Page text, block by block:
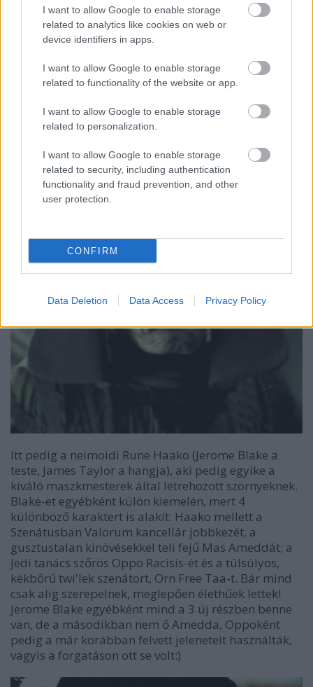
I want to allow Google to enable storage
related to analytics like cookies on web or
device identifiers in apps.
I want to allow Google to enable storage
related to functionality of the website or app.
I want to allow Google to enable storage
related to personalization.
I want to allow Google to enable storage
related to security, including authentication
functionality and fraud prevention, and other
user protection.
CONFIRM
Data Deletion Data Access Privacy Policy
kreatúrákból, akik felbukkanak, hiszen említhetném
még a groteszk Sebulbát, a lebegő Wattot, vagy a
hatalmas Jabbát.
Itt pedig a neimoidi Rune Haako (Jerome Blake a
teste, James Taylor a hangja), aki pedig egyike a
kiváló maszkmesterek által létrehozott szörnyeknek.
Blake-et egyébként külön kiemelén, mert 4
különböző karaktert is alakít: Haako mellett a
Szenátusban Valorum kancellár jobbkezét, a
gusztustalan kinövésekkel teli fejű Mas Ameddát; a
Jedi tanács szőrös Oppo Racisis-ét és a túlsúlyos,
kékbőrű twi'lek szenátort, Orn Free Taa-t. Bár mind
csak alig szerepelnek, meglepően élethűek lettek!
Jerome Blake egyébként mind a 3 új részben benne
van, de a másodikban nem ő Amedda, Oppoként
pedig a már korábban felvett jeleneteit használták,
vagyis a forgatáson ott se volt:)